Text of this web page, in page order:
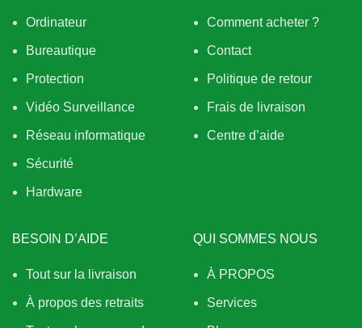
Ordinateur
Bureautique
Protection
Vidéo Surveillance
Réseau informatique
Sécurité
Hardware
Comment acheter ?
Contact
Politique de retour
Frais de livraison
Centre d’aide
BESOIN D’AIDE
Tout sur la livraison
À propos des retraits
QUI SOMMES NOUS
À PROPOS
Services